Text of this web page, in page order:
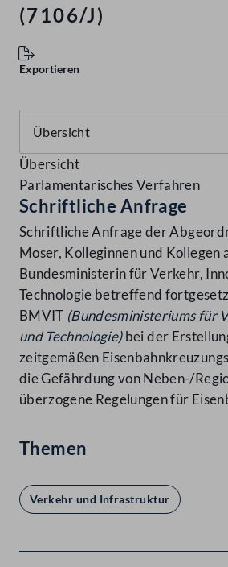
(7106/J)
Exportieren
Übersicht
Parlamentarisches Verfahren
Schriftliche Anfrage
Schriftliche Anfrage der
Moser, Kolleginnen und Kollegen
Bundesministerin für Verkehr,
Technologie betreffend
BMVIT (Bundesministeriums für
und Technologie)bei der
zeitgemäßen
die Gefährdung von Neben-/
überzogene Regelungen für
Themen
Verkehr und Infrastruktur